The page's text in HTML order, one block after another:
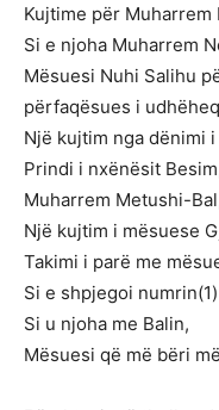
Kujtime për Muharrem
Si e njoha Muharrem
Mësuesi Nuhi Salihu
përfaqësues i
Një kujtim nga dënimi
Prindi i nxënësit
Muharrem Metushi-
Një kujtim i mësuese
Takimi i parë me
Si e shpjegoi
Si u njoha me Balin,
Mësuesi që më bëri